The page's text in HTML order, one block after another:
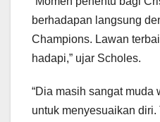
berhadapan langsung
Champions. Lawan
hadapi,” ujar Scholes.
“Dia masih sangat muda
untuk menyesuaikan diri.